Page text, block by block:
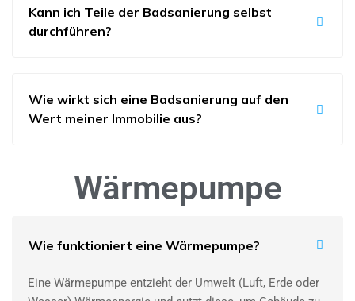
Kann ich Teile der Badsanierung selbst
durchführen?
Wie wirkt sich eine Badsanierung auf den
Wert meiner Immobilie aus?
Wärmepumpe
Wie funktioniert eine Wärmepumpe?
Eine Wärmepumpe entzieht der Umwelt (Luft, Erde oder